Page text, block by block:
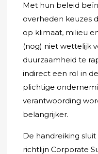
Met hun beleid
overheden keuzes
op klimaat, milieu
(nog) niet wettelijk
duurzaamheid te
indirect een rol in
plichtige
verantwoording
belangrijker.
De handreiking
richtlijn Corporate